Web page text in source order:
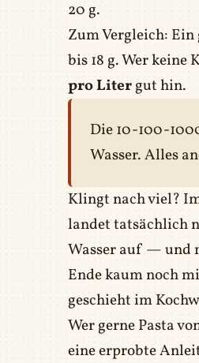
20 g.
Zum Vergleich: Ein
bis 18 g. Wer
pro Litergut hin.
Die 10-100-
Wasser. Alles
Klingt nach viel?
landet tatsächlich
Wasser auf — und
Ende kaum noch
geschieht im
Wer gerne Pasta
eine erprobte